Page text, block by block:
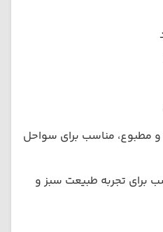
مطبوع، مناسب برای سواحل
برای تجربه طبیعت سبز و